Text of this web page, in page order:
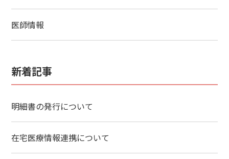
医師情報
新着記事
明細書の発行について
在宅医療情報連携について